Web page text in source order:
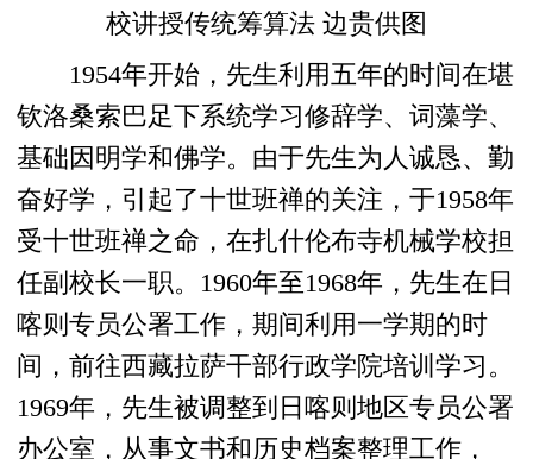
校讲授传统筹算法 边贵供图
1954年开始，先生利用五年的时间在堪
钦洛桑索巴足下系统学习修辞学、词藻学、
基础因明学和佛学。由于先生为人诚恳、勤
奋好学，引起了十世班禅的关注，于1958年
受十世班禅之命，在扎什伦布寺机械学校担
任副校长一职。1960年至1968年，先生在日
喀则专员公署工作，期间利用一学期的时
间，前往西藏拉萨干部行政学院培训学习。
1969年，先生被调整到日喀则地区专员公署
办公室，从事文书和历史档案整理工作，